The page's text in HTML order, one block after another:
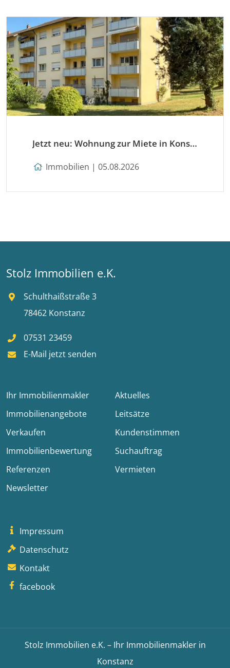
Jetzt neu: Wohnung zur Miete in Konstanz
Immobilien | 05.08.2026
Stolz Immobilien e.K.
Schulthaißstraße 3
78462 Konstanz
07531 23459
E-Mail jetzt senden
Ihr Immobilienmakler
Aktuelles
Immobilienangebote
Leitsätze
Verkaufen
Kundenstimmen
Immobilienbewertung
Suchauftrag
Referenzen
Vermieten
Newsletter
Impressum
Datenschutz
Kontakt
facebook
Stolz Immobilien e.K. – Ihr Immobilienmakler in
Konstanz